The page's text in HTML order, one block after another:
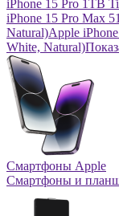
iPhone 15 Pro 1TB
iPhone 15 Pro Max
Natural)Apple
White, Natural)
Смартфоны Apple
Смартфоны и